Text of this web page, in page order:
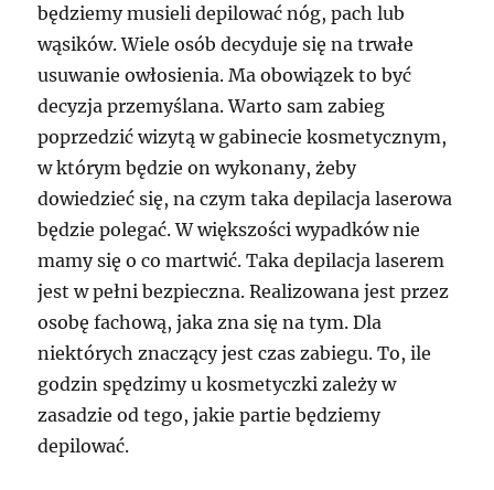
będziemy musieli depilować nóg, pach lub
wąsików. Wiele osób decyduje się na trwałe
usuwanie owłosienia. Ma obowiązek to być
decyzja przemyślana. Warto sam zabieg
poprzedzić wizytą w gabinecie kosmetycznym,
w którym będzie on wykonany, żeby
dowiedzieć się, na czym taka depilacja laserowa
będzie polegać. W większości wypadków nie
mamy się o co martwić. Taka depilacja laserem
jest w pełni bezpieczna. Realizowana jest przez
osobę fachową, jaka zna się na tym. Dla
niektórych znaczący jest czas zabiegu. To, ile
godzin spędzimy u kosmetyczki zależy w
zasadzie od tego, jakie partie będziemy
depilować.